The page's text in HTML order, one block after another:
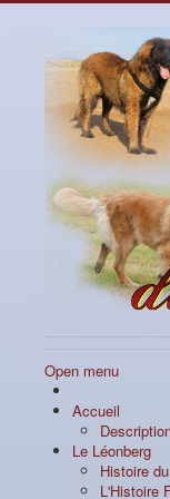
Open menu
Accueil
Le Léonberg
Histoire
L'Histoire